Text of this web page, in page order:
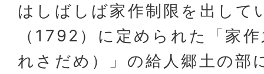
はしばしば家作制限を出して
（1792）に定められた「家
れさだめ）」の給人郷土の部